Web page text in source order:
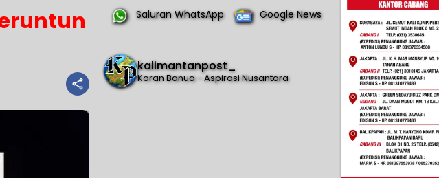
Saluran WhatsApp Google News
kalimantanpost_
Koran Banua - Aspirasi Nusantara